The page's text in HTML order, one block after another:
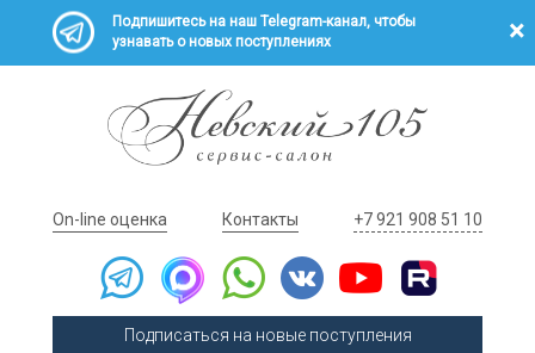
Подпишитесь на наш Telegram-канал, чтобы
узнавать о новых поступлениях
On-line оценка Контакты +7 921 908 51 10
Подписаться на новые поступления